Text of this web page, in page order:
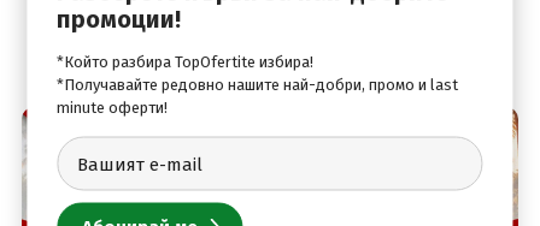
промоции!
*Който разбира TopOfertite избира!
*Получавайте редовно нашите най-добри, промо и last
minute оферти!